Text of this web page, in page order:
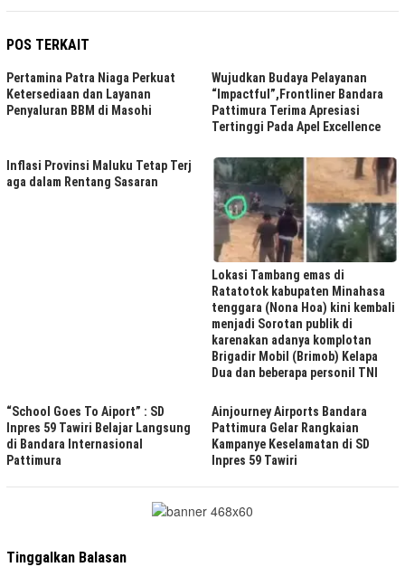
POS TERKAIT
Pertamina Patra Niaga Perkuat
Ketersediaan dan Layanan
Penyaluran BBM di Masohi
Wujudkan Budaya Pelayanan
“Impactful”,Frontliner Bandara
Pattimura Terima Apresiasi
Tertinggi Pada Apel Excellence
Inflasi Provinsi Maluku Tetap Terj
aga dalam Rentang Sasaran
Lokasi Tambang emas di
Ratatotok kabupaten Minahasa
tenggara (Nona Hoa) kini kembali
menjadi Sorotan publik di
karenakan adanya komplotan
Brigadir Mobil (Brimob) Kelapa
Dua dan beberapa personil TNI
“School Goes To Aiport” : SD
Inpres 59 Tawiri Belajar Langsung
di Bandara Internasional
Pattimura
Ainjourney Airports Bandara
Pattimura Gelar Rangkaian
Kampanye Keselamatan di SD
Inpres 59 Tawiri
Tinggalkan Balasan